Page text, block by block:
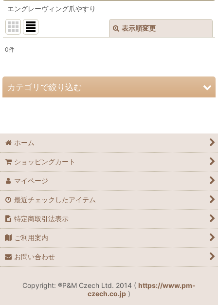
エングレーヴィング爪やすり
表示順変更
並び順 :
0件
カテゴリで絞り込む
Antibactif ®
ジャパニーズパターン
ハンドペイント
エングレーヴ
プレーン
星座 - Horoscope
スペシャル デザイン
ホーム
ショッピングカート
マイページ
最近チェックしたアイテム
特定商取引法表示
ご利用案内
お問い合わせ
Copyright: ®P&M Czech Ltd. 2014 ( https://www.pm-
czech.co.jp )